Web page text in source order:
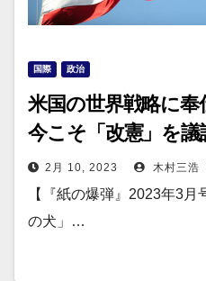
国際 政治
米国の世界戦略に
今こそ「改憲」を議
2月 10, 2023 木村三浩
【『紙の爆弾』2023年3
の犬」…